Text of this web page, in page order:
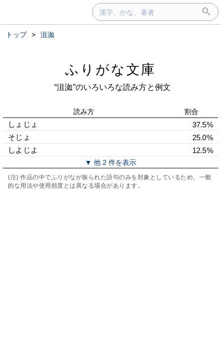
トップ > 沮洳
ふりがな文庫
“沮洳”のいろいろな読み方と例文
読み方 割合
しょじょ
37.5%
そじょ
25.0%
しよじよ
12.5%
▼ 他 2 件を表示
(注) 作品の中でふりがなが振られた語句のみを対象としているため、一般
的な用法や使用頻度とは異なる場合があります。